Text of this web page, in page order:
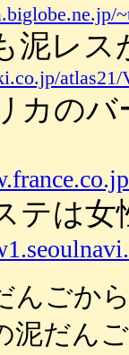
泥レ
カの
テは
んごか
泥だん